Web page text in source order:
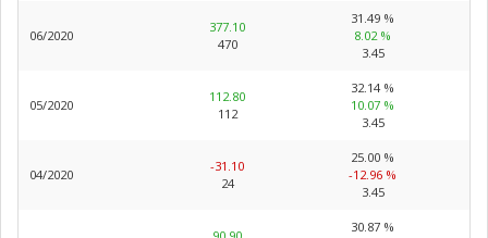
06/2020
377.10
470
31.49 %
8.02 %
3.45
05/2020
112.80
112
32.14 %
10.07 %
3.45
04/2020
-31.10
24
25.00 %
-12.96 %
3.45
30.87 %